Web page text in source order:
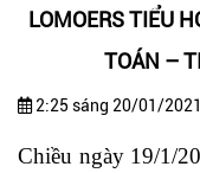
LOMOERS TIỂU
TOÁN –
2:25 sáng 20/01/2021
Chiều ngày 19/1/